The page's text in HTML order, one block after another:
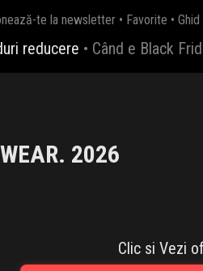
te la newsletter • Favorite •
reducere • Când e Black
2026
Clic si Vezi